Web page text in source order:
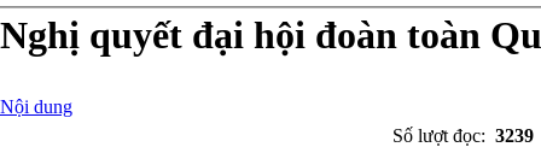
Nghị quyết đại hội đoàn toàn
Nội dung
Số lượt đọc: 3239